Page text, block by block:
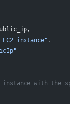
instance" ,
instance with the